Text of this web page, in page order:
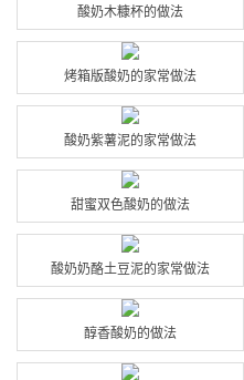
酸奶木糠杯的做法
烤箱版酸奶的家常做法
酸奶紫薯泥的家常做法
甜蜜双色酸奶的做法
酸奶奶酪土豆泥的家常做法
醇香酸奶的做法